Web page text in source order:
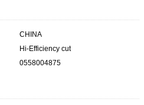
CHINA
Hi-Efficiency cut
0558004875